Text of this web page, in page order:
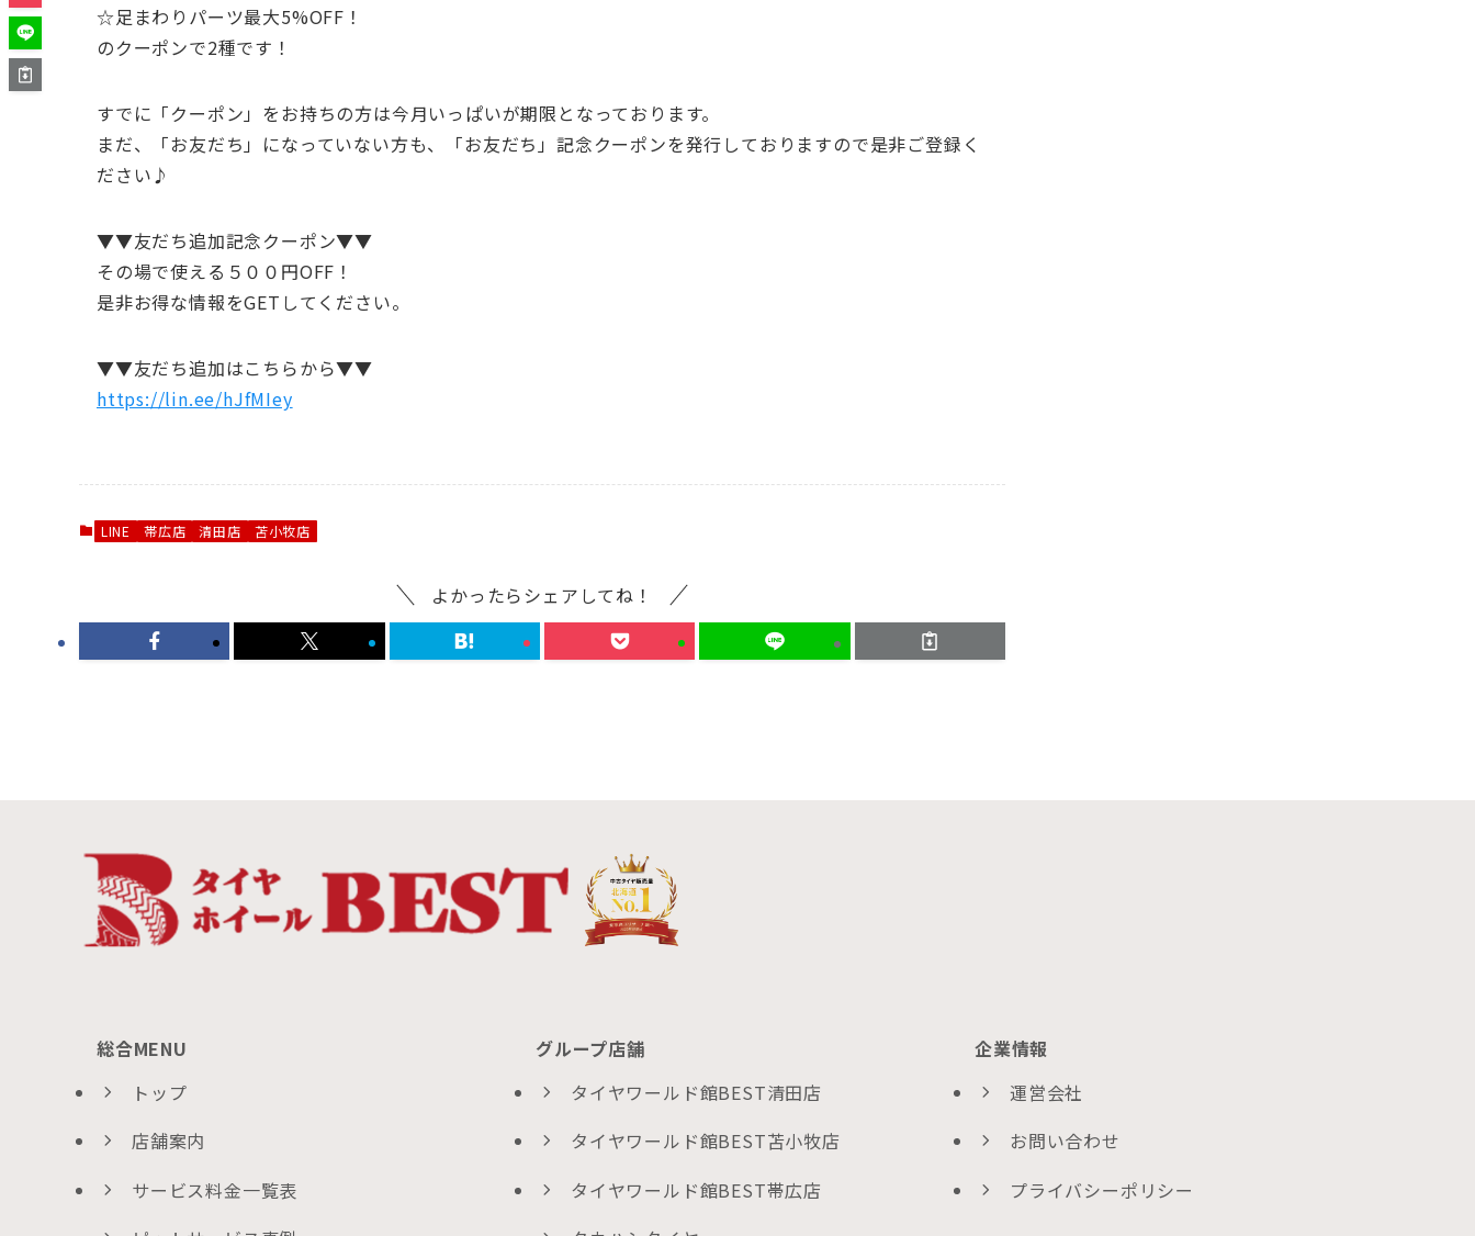
☆足まわりパーツ最大5%OFF！
のクーポンで2種です！
すでに「クーポン」をお持ちの方は今月いっぱいが期限となっております。
まだ、「お友だち」になっていない方も、「お友だち」記念クーポンを発行しておりますので是非ご登録く
ださい♪
▼▼友だち追加記念クーポン▼▼
その場で使える５００円OFF！
是非お得な情報をGETしてください。
▼▼友だち追加はこちらから▼▼
https://lin.ee/hJfMIey
LINE 帯広店 清田店 苫小牧店
よかったらシェアしてね！
総合MENU
トップ
店舗案内
サービス料金一覧表
グループ店舗
タイヤワールド館BEST清田店
タイヤワールド館BEST苫小牧店
タイヤワールド館BEST帯広店
企業情報
運営会社
お問い合わせ
プライバシーポリシー